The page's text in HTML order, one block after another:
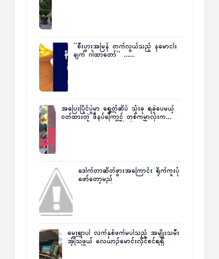
”စီးပွားအမြန် တက်လွယ်သည့် နမောငါး
ချက် ဂါထာတော်” ……
အပြေးပြိုင်ပွဲမှာ ရွှေတံဆိပ် သုံးခု ရခဲ့ပေမယ့်
ဝတ်ထားတဲ့ ဖိနပ်ကြောင့် တစ်ကမ္ဘာလုံးက
ဒေါက်တာဆိတ်ဖွားအကြောင်း ရိုက်ကူးပုံ
ဖော်တော့မည်
မွေးရာပါ လက်နှစ်ဖက်မပါသည့် အမျိုးသမီး
အံ့သြဖွယ် လေယာဉ်မောင်းလိုင်စင်ရရှိ